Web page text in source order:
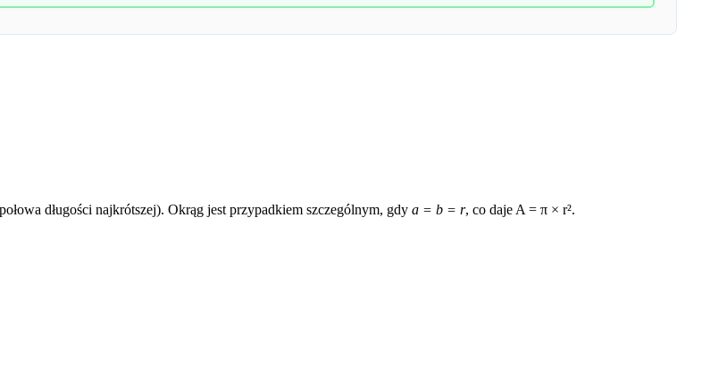
długości najkrótszej). Okrąg jest przypadkiem szczególnym, gdy a = b = r, co daje A = π × r².